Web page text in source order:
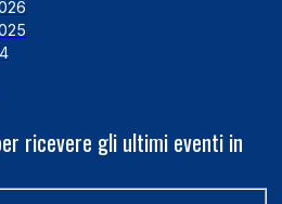
ricevere gli ultimi eventi in